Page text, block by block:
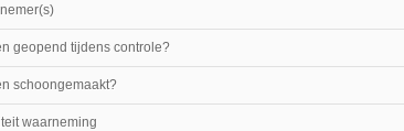
geopend tijdens controle?
schoongemaakt?
waarneming